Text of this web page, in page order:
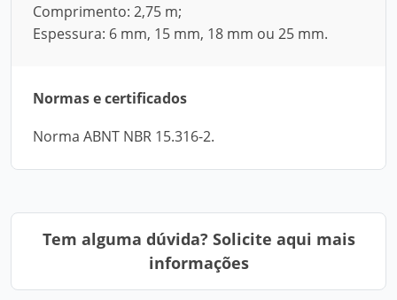
Comprimento: 2,75 m;
Espessura: 6 mm, 15 mm, 18 mm ou 25 mm.
Normas e certificados
Norma ABNT NBR 15.316-2.
Tem alguma dúvida? Solicite aqui mais
informações